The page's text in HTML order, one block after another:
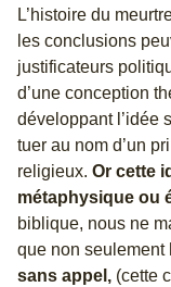
L’histoire du
les conclusions
justificateurs
d’une conception
développant l’idée
tuer au nom d’un
religieux. Or cette
métaphysique ou
biblique, nous ne
que non seulement
sans appel,(cette